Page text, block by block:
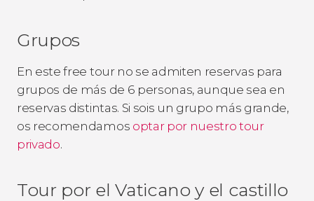
Grupos
En este free tour no se admiten reservas para
grupos de más de 6 personas, aunque sea en
reservas distintas. Si sois un grupo más grande,
os recomendamos optar por nuestro tour
privado.
Tour por el Vaticano y el castillo